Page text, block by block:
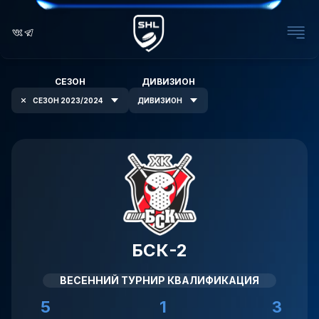
СЕЗОН
СЕЗОН 2023/2024
ДИВИЗИОН
ДИВИЗИОН
БСК-2
ВЕСЕННИЙ ТУРНИР КВАЛИФИКАЦИЯ
5 1 3